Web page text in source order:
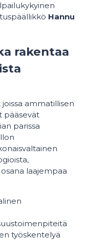
Hannu
rakentaa
ammatillisen
pääsevät
parissa
laajempaa
työskentelyä